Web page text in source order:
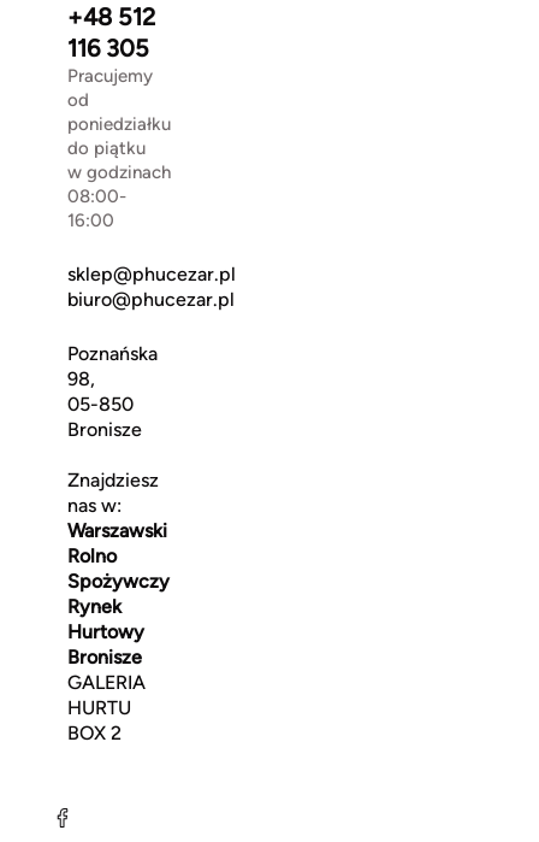
+48 512
116 305
Pracujemy
od
poniedziałku
do piątku
w godzinach
08:00-
16:00
sklep@phucezar.pl
biuro@phucezar.pl
Poznańska
98,
05-850
Bronisze
Znajdziesz
nas w:
Warszawski
Rolno
Spożywczy
Rynek
Hurtowy
Bronisze
GALERIA
HURTU
BOX 2